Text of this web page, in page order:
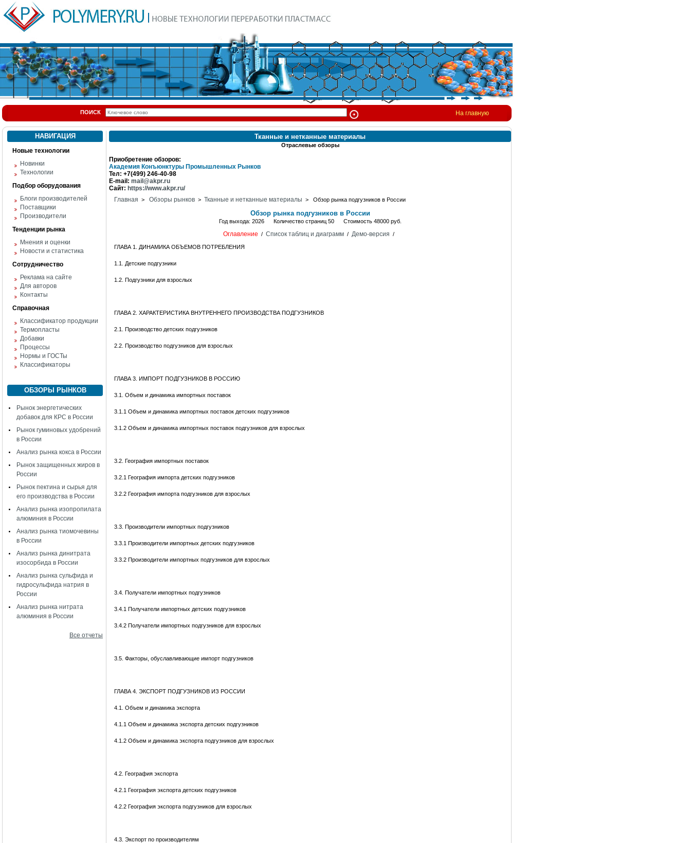
ПОИСК На главную
НАВИГАЦИЯ
Новые технологии
Новинки
Технологии
Подбор оборудования
Блоги производителей
Поставщики
Производители
Тенденции рынка
Мнения и оценки
Новости и статистика
Сотрудничество
Реклама на сайте
Для авторов
Контакты
Справочная
Классификатор продукции
Термопласты
Добавки
Процессы
Нормы и ГОСТы
Классификаторы
ОБЗОРЫ РЫНКОВ
Рынок энергетических
добавок для КРС в России
Рынок гуминовых удобрений
в России
Анализ рынка кокса в России
Рынок защищенных жиров в
России
Рынок пектина и сырья для
его производства в России
Анализ рынка изопропилата
алюминия в России
Анализ рынка тиомочевины
в России
Анализ рынка динитрата
изосорбида в России
Анализ рынка сульфида и
гидросульфида натрия в
России
Анализ рынка нитрата
алюминия в России
Все отчеты
Тканные и нетканные материалы
Отраслевые обзоры
Приобретение обзоров:
Академия Конъюнктуры Промышленных Рынков
Тел: +7(499) 246-40-98
E-mail: mail@akpr.ru
Сайт: https://www.akpr.ru/
Главная > Обзоры рынков > Тканные и нетканные материалы > Обзор рынка подгузников в России
Обзор рынка подгузников в России
Год выхода: 2026 Количество страниц 50 Стоимость 48000 руб.
Оглавление / Список таблиц и диаграмм/ Демо-версия /
ГЛАВА 1. ДИНАМИКА ОБЪЕМОВ ПОТРЕБЛЕНИЯ
1.1. Детские подгузники
1.2. Подгузники для взрослых
ГЛАВА 2. ХАРАКТЕРИСТИКА ВНУТРЕННЕГО ПРОИЗВОДСТВА ПОДГУЗНИКОВ
2.1. Производство детских подгузников
2.2. Производство подгузников для взрослых
ГЛАВА 3. ИМПОРТ ПОДГУЗНИКОВ В РОССИЮ
3.1. Объем и динамика импортных поставок
3.1.1 Объем и динамика импортных поставок детских подгузников
3.1.2 Объем и динамика импортных поставок подгузников для взрослых
3.2. География импортных поставок
3.2.1 География импорта детских подгузников
3.2.2 География импорта подгузников для взрослых
3.3. Производители импортных подгузников
3.3.1 Производители импортных детских подгузников
3.3.2 Производители импортных подгузников для взрослых
3.4. Получатели импортных подгузников
3.4.1 Получатели импортных детских подгузников
3.4.2 Получатели импортных подгузников для взрослых
3.5. Факторы, обуславливающие импорт подгузников
ГЛАВА 4. ЭКСПОРТ ПОДГУЗНИКОВ ИЗ РОССИИ
4.1. Объем и динамика экспорта
4.1.1 Объем и динамика экспорта детских подгузников
4.1.2 Объем и динамика экспорта подгузников для взрослых
4.2. География экспорта
4.2.1 География экспорта детских подгузников
4.2.2 География экспорта подгузников для взрослых
4.3. Экспорт по производителям